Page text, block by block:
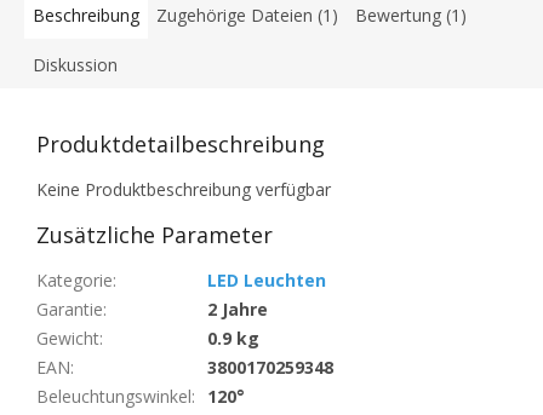
Beschreibung Zugehörige Dateien (1) Bewertung (1)
Diskussion
Produktdetailbeschreibung
Keine Produktbeschreibung verfügbar
Zusätzliche Parameter
Kategorie:
LED Leuchten
Garantie:
2 Jahre
Gewicht:
0.9 kg
EAN:
3800170259348
Beleuchtungswinkel:
120°